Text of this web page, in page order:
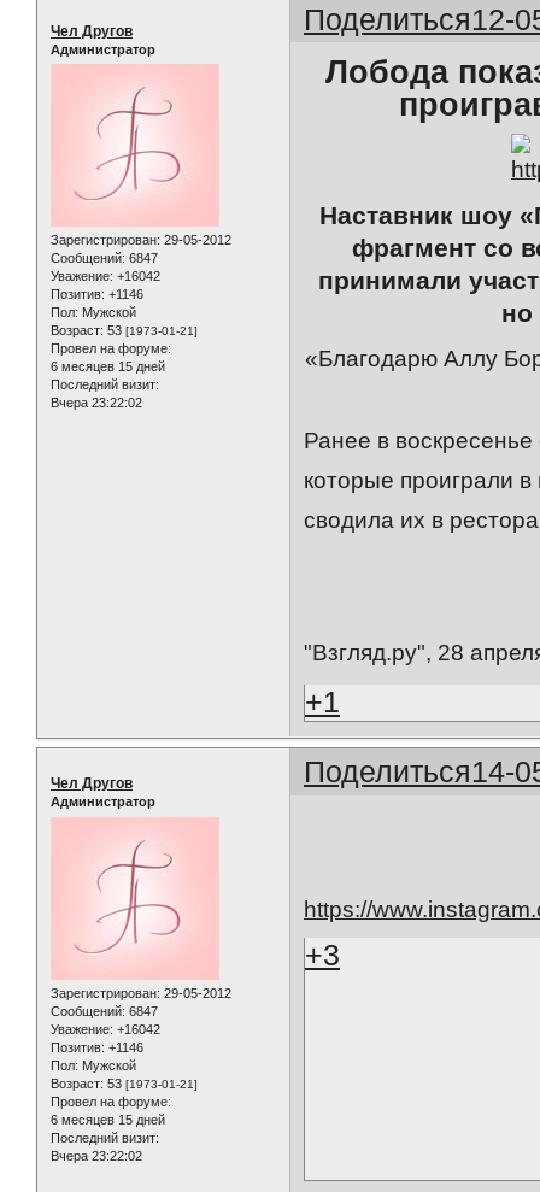
Поделиться12-
Чел Другов
Администратор
Зарегистрирован: 29-05-2012
Сообщений: 6847
Уважение: +16042
Позитив: +1146
Пол: Мужской
Возраст: 53 [1973-01-21]
Провел на форуме:
6 месяцев 15 дней
Последний визит:
Вчера 23:22:02
Лобода
Наставник шоу
фрагмент со
принимали
но
«Благодарю Аллу
Ранее в
которые проиграли
сводила их в
"Взгляд.ру", 28
+1
Поделиться14-
Чел Другов
Администратор
Зарегистрирован: 29-05-2012
Сообщений: 6847
Уважение: +16042
Позитив: +1146
Пол: Мужской
Возраст: 53 [1973-01-21]
Провел на форуме:
6 месяцев 15 дней
Последний визит:
Вчера 23:22:02
https://
+3